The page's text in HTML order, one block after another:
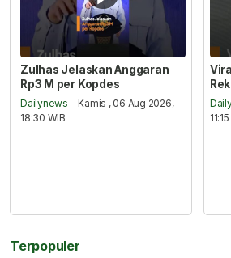
Zulhas Jelaskan Anggaran
Rp3 M per Kopdes
Dailynews - Kamis , 06 Aug 2026,
18:30 WIB
Terpopuler